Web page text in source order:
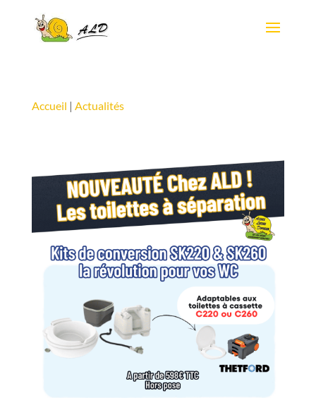
Accueil | Actualités